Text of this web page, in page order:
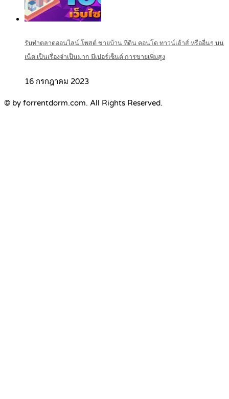
รับทำตลาดออนไลน์ โพสต์ ขายบ้าน ที่ดิน คอนโด ทาวน์เฮ้าส์ หรืออื่นๆ บน
เน็ต เป็นเรื่องจำเป็นมาก มีเปอร์เซ็นต์ การขายเพิ่มสูง
16 กรกฎาคม 2023
© by forrentdorm.com. All Rights Reserved.